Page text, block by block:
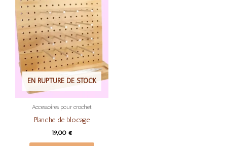
EN RUPTURE DE STOCK
Accessoires pour crochet
Planche de blocage
19,00 €